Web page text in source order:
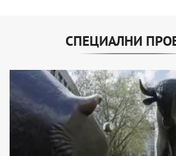
СПЕЦИАЛНИ